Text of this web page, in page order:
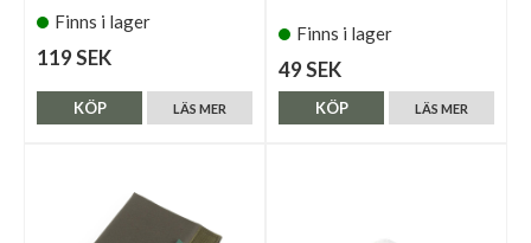
Finns i lager
119 SEK
LÄS MER
KÖP
Finns i lager
49 SEK
LÄS MER
KÖP